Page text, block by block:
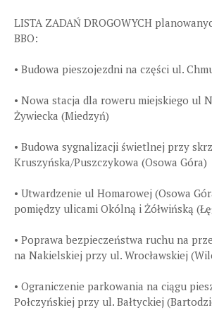
LISTA ZADAŃ DROGOWYCH
BBO:
• Budowa pieszojezdni na części ul.
• Nowa stacja dla roweru miejskiego ul
Żywiecka (Miedzyń)
• Budowa sygnalizacji świetlnej przy
Kruszyńska/Puszczykowa (Osowa Góra)
• Utwardzenie ul Homarowej (Osowa
pomiędzy ulicami Okólną i Żółwińską
• Poprawa bezpieczeństwa ruchu na
na Nakielskiej przy ul. Wrocławskiej
• Ograniczenie parkowania na ciągu
Połczyńskiej przy ul. Bałtyckiej